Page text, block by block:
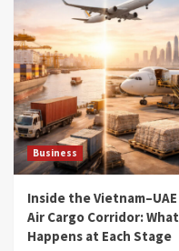
Business
Inside the Vietnam–UAE
Air Cargo Corridor: What
Happens at Each Stage